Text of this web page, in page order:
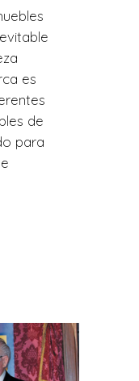
es
de
para